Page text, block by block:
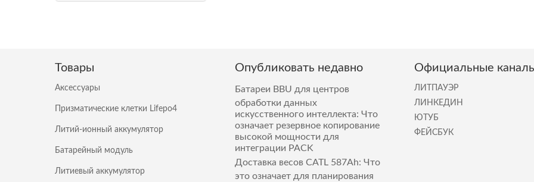
Товары
Аксессуары
Призматические клетки Lifepo4
Литий-ионный аккумулятор
Батарейный модуль
Литиевый аккумулятор
Опубликовать недавно
Батареи BBU для центров
обработки данных
искусственного интеллекта: Что
означает резервное копирование
высокой мощности для
интеграции PACK
Доставка весов CATL 587Ah: Что
это означает для планирования
Официальные
ЛИТПАУЭР
ЛИНКЕДИН
ЮТУБ
ФЕЙСБУК